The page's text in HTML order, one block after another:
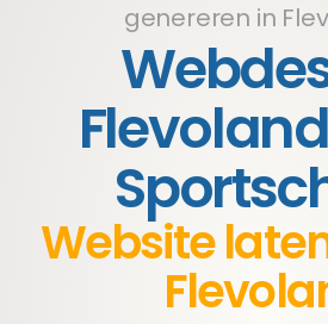
genereren in
Website